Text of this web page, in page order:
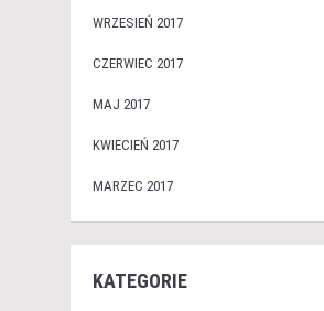
WRZESIEŃ 2017
CZERWIEC 2017
MAJ 2017
KWIECIEŃ 2017
MARZEC 2017
KATEGORIE